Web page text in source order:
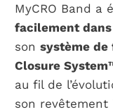
MyCRO Band a
facilement
son système de
Closure
au fil de
son